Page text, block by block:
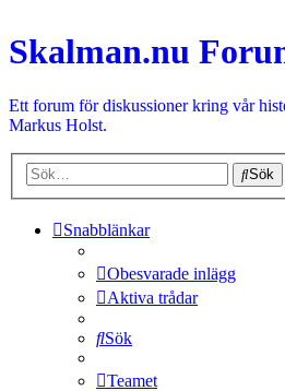
Skalman.nu
Ett forum för diskussioner kring vår
Markus Holst.
Sök
Snabblänkar
Obesvarade inlägg
Aktiva trådar
Sök
Teamet